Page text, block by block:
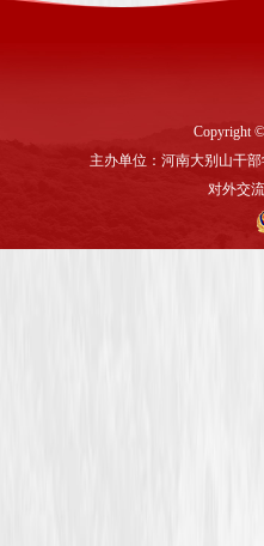
Copyright
主办单位：河南大别山干
对外交